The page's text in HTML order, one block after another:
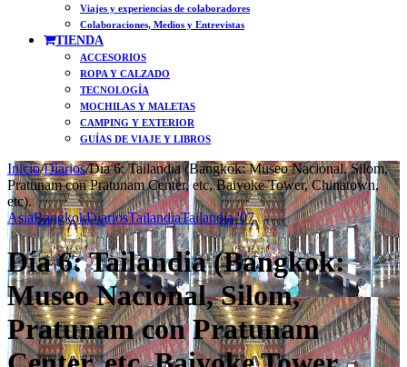
Viajes y experiencias de colaboradores
Colaboraciones, Medios y Entrevistas
TIENDA
ACCESORIOS
ROPA Y CALZADO
TECNOLOGÍA
MOCHILAS Y MALETAS
CAMPING Y EXTERIOR
GUÍAS DE VIAJE Y LIBROS
Inicio/Diarios/Día 6: Tailandia (Bangkok: Museo Nacional, Silom,
Pratunam con Pratunam Center, etc, Baiyoke Tower, Chinatown,
etc).
AsiaBangkokDiariosTailandiaTailandia '07
Día 6: Tailandia (Bangkok:
Museo Nacional, Silom,
Pratunam con Pratunam